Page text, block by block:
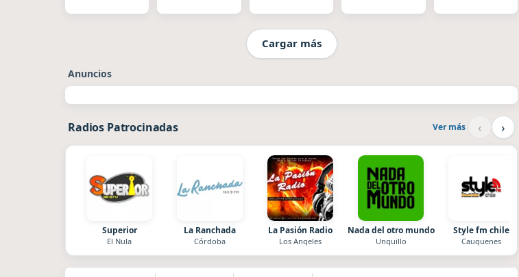
Cargar más
Anuncios
Radios Patrocinadas Ver más ‹ ›
Superior
El Nula
La Ranchada
Córdoba
La Pasión Radio
Los Angeles
Nada del otro mundo
Unquillo
Style fm chile
Cauquenes